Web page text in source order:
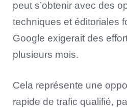
peut s’obtenir avec des
techniques et éditoriales
Google exigerait des
plusieurs mois.
Cela représente une
rapide de trafic qualifié,